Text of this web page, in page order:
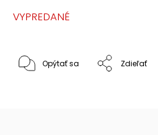
VYPREDANÉ
Opýtať sa Zdieľať